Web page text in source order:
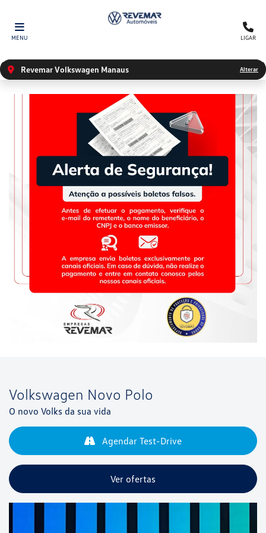
MENU LIGAR
Revemar Volkswagen Manaus Alterar
Volkswagen Novo Polo
O novo Volks da sua vida
Agendar Test-Drive
Ver ofertas